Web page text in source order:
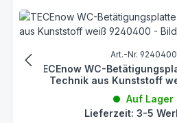
Art.-Nr. 9240400
TECEnow WC-
Technik aus Kunststoff
Auf Lager
Lieferzeit: 3-5